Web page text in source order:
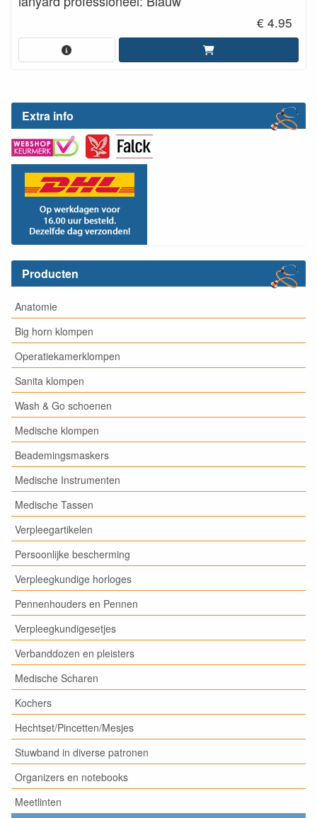
Extra info
Producten
Anatomie
Big horn klompen
Operatiekamerklompen
Sanita klompen
Wash & Go schoenen
Medische klompen
Beademingsmaskers
Medische Instrumenten
Medische Tassen
Verpleegartikelen
Persoonlijke bescherming
Verpleegkundige horloges
Pennenhouders en Pennen
Verpleegkundigesetjes
Verbanddozen en pleisters
Medische Scharen
Kochers
Hechtset/Pincetten/Mesjes
Stuwband in diverse patronen
Organizers en notebooks
Meetlinten
€ 4.95